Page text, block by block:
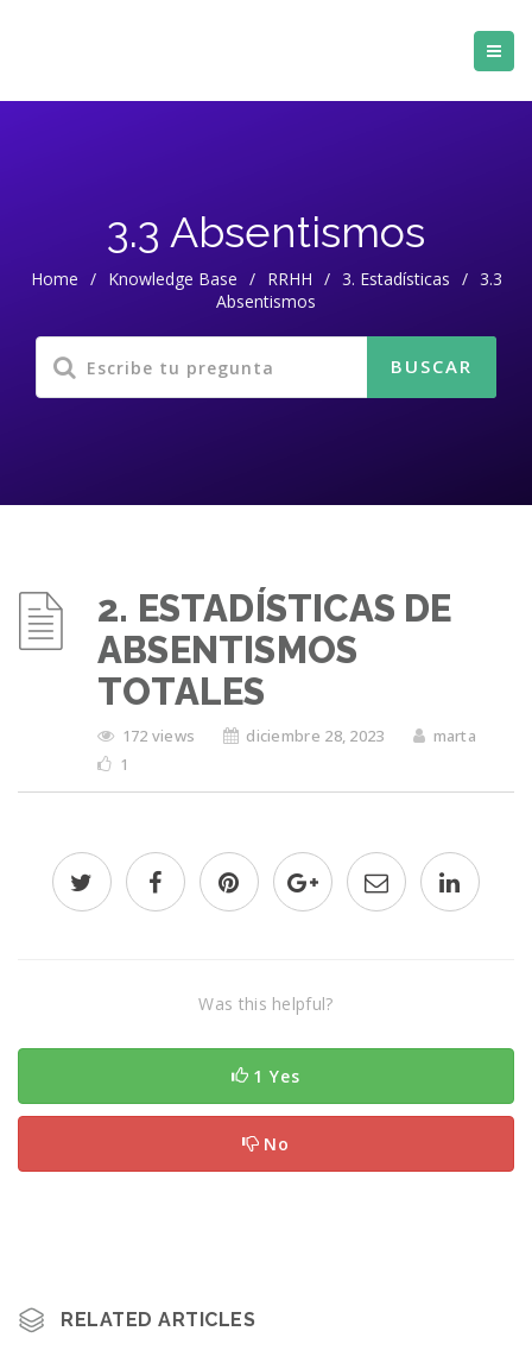
3.3 Absentismos
Home / Knowledge Base / RRHH / 3. Estadísticas / 3.3
Absentismos
2. ESTADÍSTICAS DE
ABSENTISMOS
TOTALES
172 views diciembre 28, 2023
marta
1
Was this helpful?
1 Yes
No
RELATED ARTICLES